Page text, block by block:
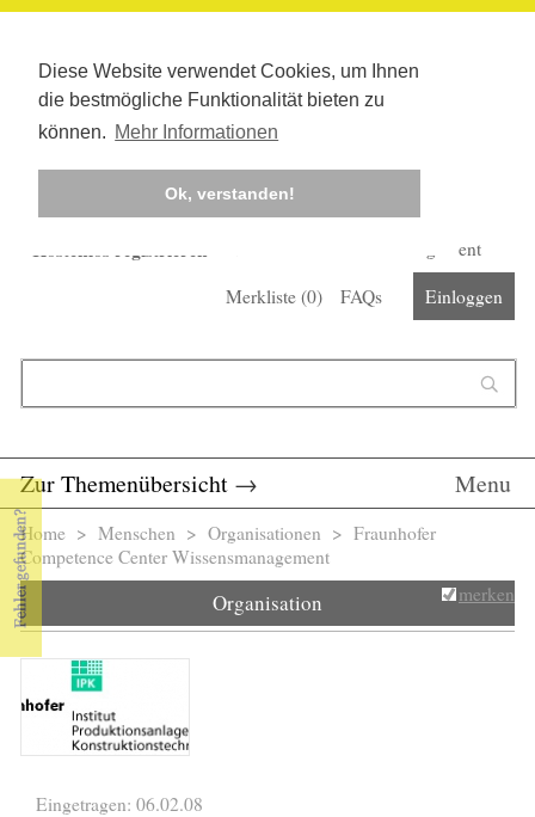
Diese Website verwendet Cookies, um Ihnen
die bestmögliche Funktionalität bieten zu
können. Mehr Informationen
Ok, verstanden!
Kostenlos registrieren
Corona-Management
Merkliste (0) FAQs Einloggen
Zur Themenübersicht → Menu
Sie sind hier
Home > Menschen > Organisationen > Fraunhofer
Competence Center Wissensmanagement
Organisation merken
Eingetragen: 06.02.08